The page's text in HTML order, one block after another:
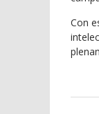
Con